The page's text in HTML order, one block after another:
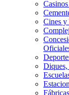
Cines y
Diques,